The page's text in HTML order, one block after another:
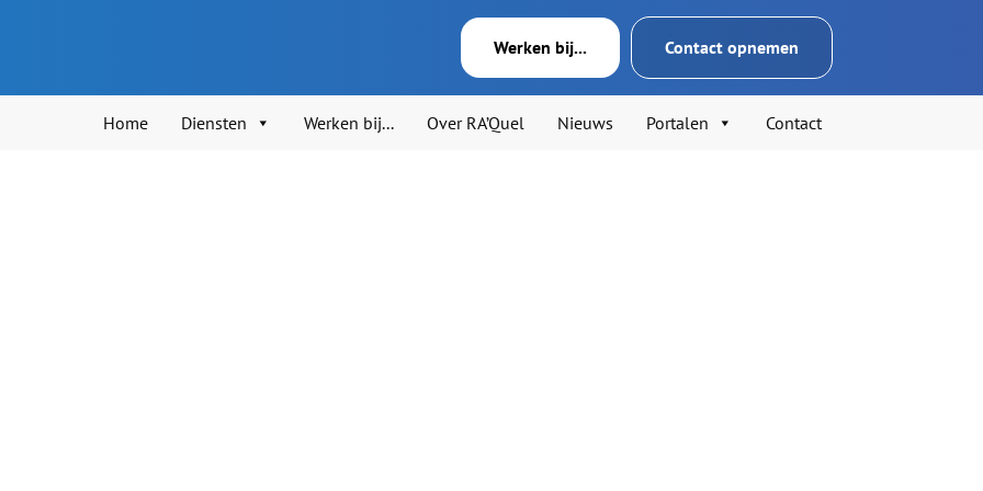
Werken bij... Contact opnemen
Home Diensten Werken bij... Over RA’Quel Nieuws Portalen Contact